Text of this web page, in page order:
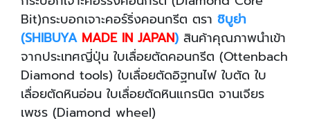
Bit)กระบอกเจาะคอร์ริ่งคอนกรีต ตรา ชิบูย่า
(SHIBUYA MADE IN JAPAN) สินค้าคุณภาพนำเข้า
จากประเทศญี่ปุ่น ใบเลื่อยตัดคอนกรีต (Ottenbach
Diamond tools) ใบเลื่อยตัดอิฐทนไฟ ใบตัด ใบ
เลื่อยตัดหินอ่อน ใบเลื่อยตัดหินแกรนิต จานเจียร
เพชร (Diamond wheel)